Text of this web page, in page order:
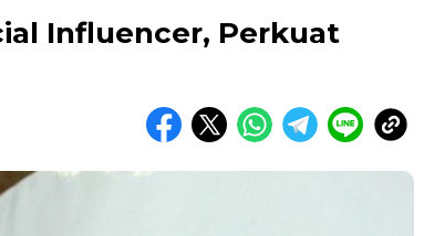
Influencer, Perkuat